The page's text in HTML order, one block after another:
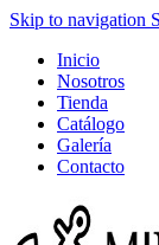
Skip to navigation
Inicio
Nosotros
Tienda
Catálogo
Galería
Contacto